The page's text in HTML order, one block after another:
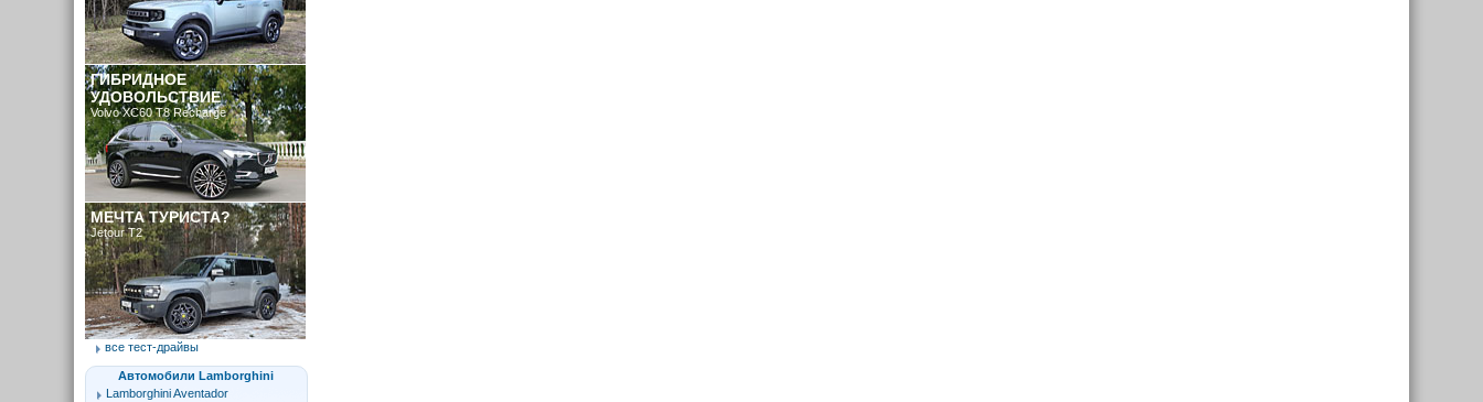
ГИБРИДНОЕ
УДОВОЛЬСТВИЕ
Volvo XC60 T8 Recharge
МЕЧТА ТУРИСТА?
Jetour T2
все тест-драйвы
Автомобили Lamborghini
Lamborghini Aventador